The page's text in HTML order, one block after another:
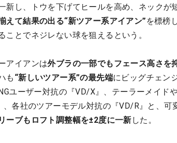
新し、トウを下げてヒールを高め、ネックが
えて結果の出る“新ツアー系アイアン”を標榜
ことでネジレない球を狙えるという。
アイアンは外ブラの一部でもフェース高さを
も “新しいツアー系”の最先端にビッグチェン
ユーザー対抗の『VD/X』、テーラーメイド
各社のツアーモデル対抗の『VD/R』と、可
ーブもロフト調整幅を±2度に一新 した。